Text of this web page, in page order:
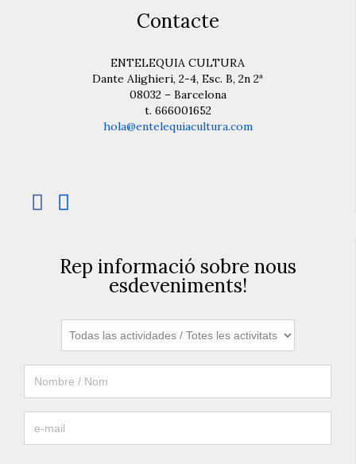
Contacte
ENTELEQUIA CULTURA
Dante Alighieri, 2-4, Esc. B, 2n 2ª
08032 – Barcelona
t. 666001652
hola@entelequiacultura.com
 
Rep informació sobre nous
esdeveniments!